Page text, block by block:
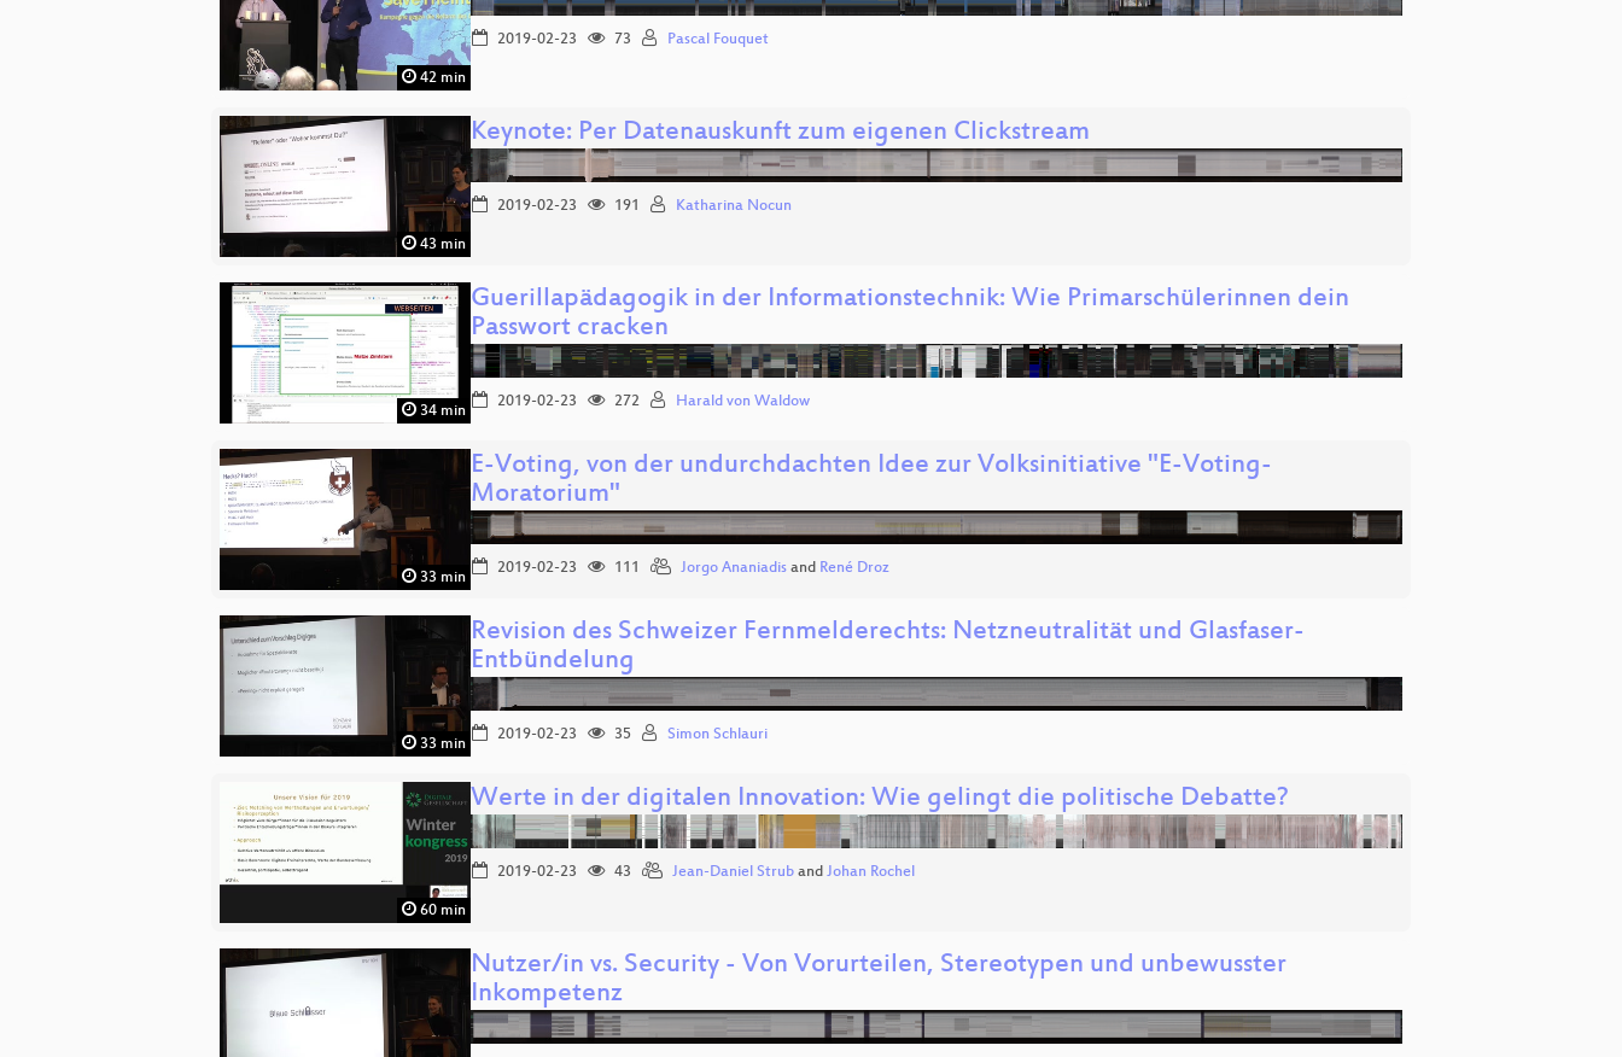
42 min
2019-02-23 73 Pascal Fouquet
43 min
Keynote: Per Datenauskunft zum eigenen Clickstream
2019-02-23 191 Katharina Nocun
34 min
Guerillapädagogik in der Informationstechnik: Wie Primarschülerinnen dein
Passwort cracken
2019-02-23 272 Harald von Waldow
33 min
E-Voting, von der undurchdachten Idee zur Volksinitiative "E-Voting-
Moratorium"
2019-02-23 111 Jorgo Ananiadis and René Droz
33 min
Revision des Schweizer Fernmelderechts: Netzneutralität und Glasfaser-
Entbündelung
2019-02-23 35 Simon Schlauri
60 min
Werte in der digitalen Innovation: Wie gelingt die politische Debatte?
2019-02-23 43 Jean-Daniel Strub and Johan Rochel
Nutzer/in vs. Security - Von Vorurteilen, Stereotypen und unbewusster
Inkompetenz